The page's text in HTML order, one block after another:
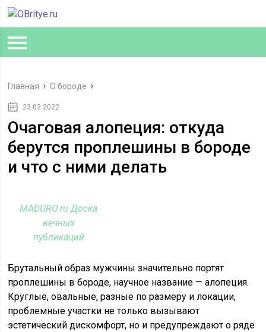
Главная О бороде
23.02.2022
Очаговая алопеция: откуда
берутся проплешины в бороде
и что с ними делать
MADURO.ru Доска
вечных
публикаций
Брутальный образ мужчины значительно портят
проплешины в бороде, научное название — алопеция.
Круглые, овальные, разные по размеру и локации,
проблемные участки не только вызывают
эстетический дискомфорт, но и предупреждают о ряде